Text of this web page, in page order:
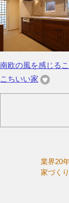
南欧の風を感じるこ
こちいい家
業界20
家づく